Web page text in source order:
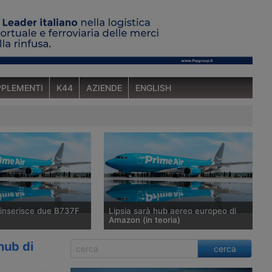
K44 AZIENDE ENGLISH
due B737F
inaugurato lo hub
di Lipsia-
Lipsia sarà hub aereo europeo di
Amazon (in teoria)
Il 6 novembre Amazon inaugurerà il
suo hub aereo europeo nell’aeroporto
di
cerca